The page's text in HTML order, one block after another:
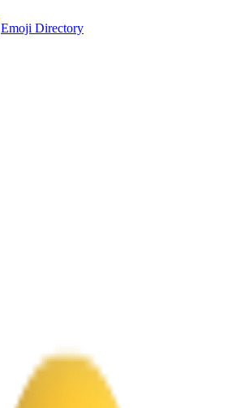
Emoji Directory